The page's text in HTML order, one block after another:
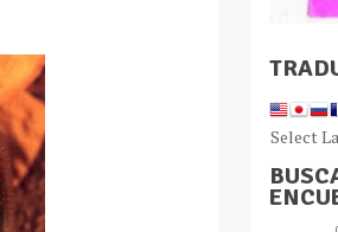
Select